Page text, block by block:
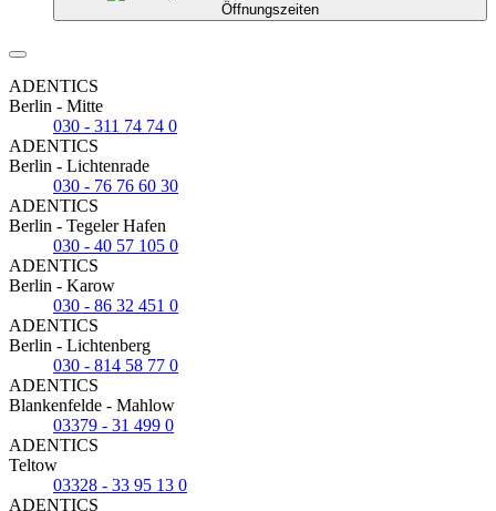
Öffnungszeiten
ADENTICS
Berlin - Mitte
030 - 311 74 74 0
ADENTICS
Berlin - Lichtenrade
030 - 76 76 60 30
ADENTICS
Berlin - Tegeler Hafen
030 - 40 57 105 0
ADENTICS
Berlin - Karow
030 - 86 32 451 0
ADENTICS
Berlin - Lichtenberg
030 - 814 58 77 0
ADENTICS
Blankenfelde - Mahlow
03379 - 31 499 0
ADENTICS
Teltow
03328 - 33 95 13 0
ADENTICS